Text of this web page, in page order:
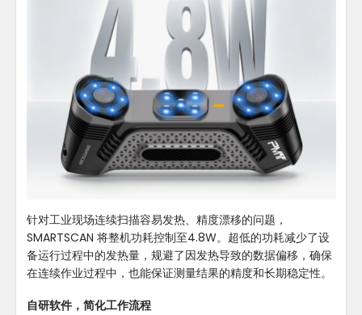
针对工业现场连续扫描容易发热、精度漂移的问题，
SMARTSCAN 将整机功耗控制至4.8W。超低的功耗减少了设
备运行过程中的发热量，规避了因发热导致的数据偏移，确保
在连续作业过程中，也能保证测量结果的精度和长期稳定性。
自研软件，简化工作流程